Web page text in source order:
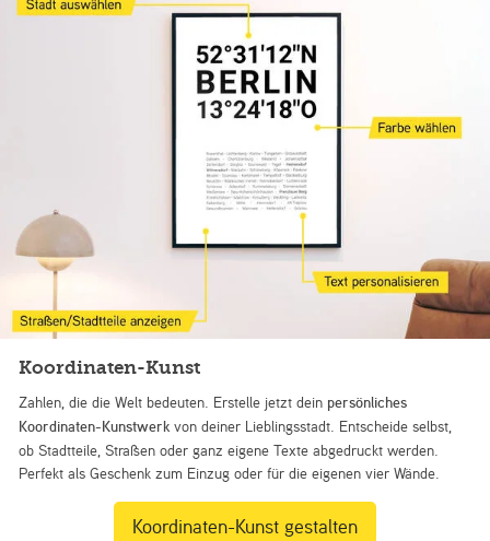
Koordinaten-Kunst
Zahlen, die die Welt bedeuten. Erstelle jetzt dein persönliches
Koordinaten-Kunstwerk von deiner Lieblingsstadt. Entscheide selbst,
ob Stadtteile, Straßen oder ganz eigene Texte abgedruckt werden.
Perfekt als Geschenk zum Einzug oder für die eigenen vier Wände.
Koordinaten-Kunst gestalten